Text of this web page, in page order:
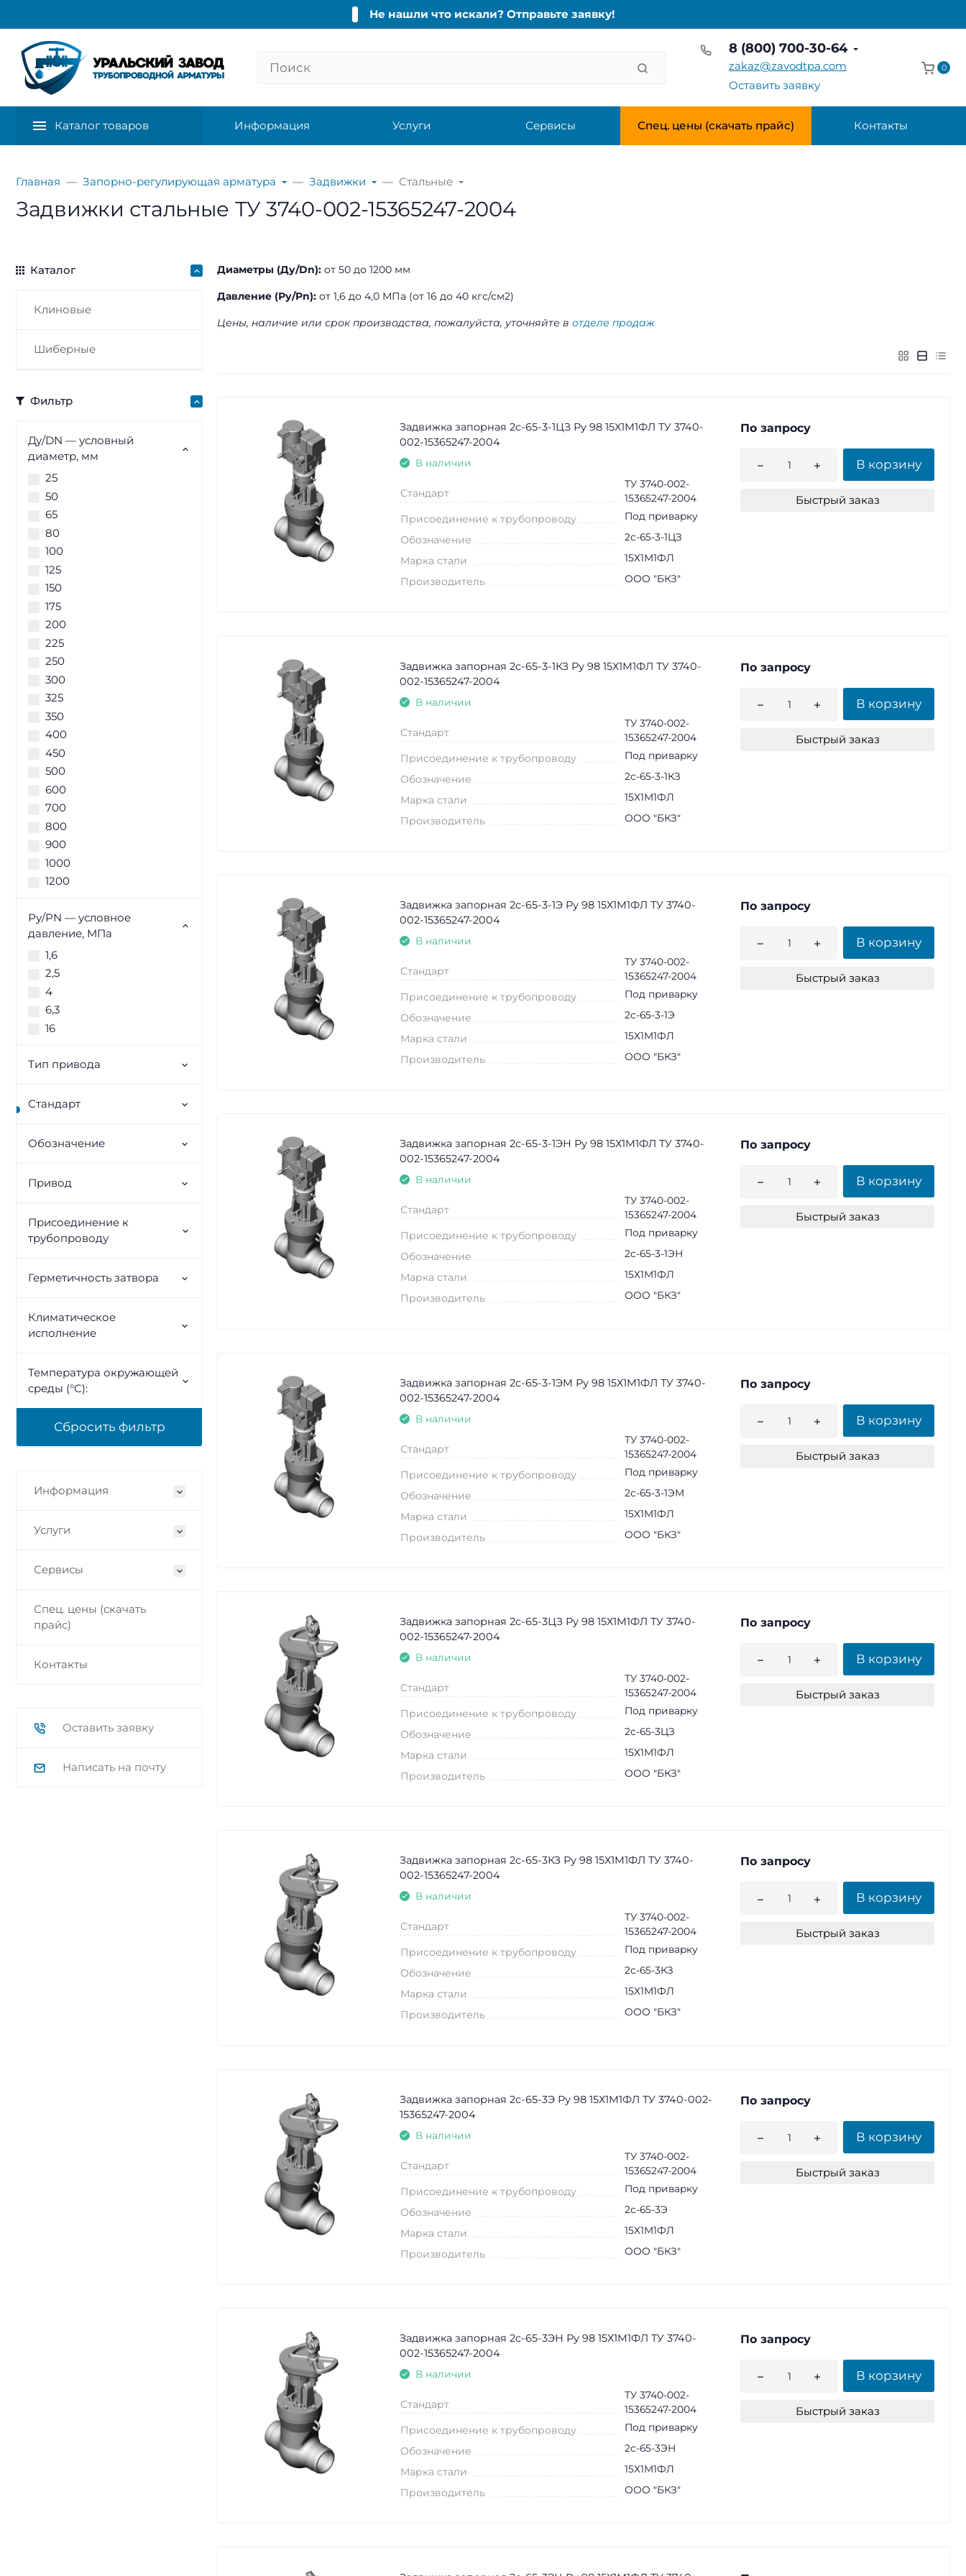
Не нашли что искали? Отправьте заявку!
8 (800) 700-30-64
zakaz@zavodtpa.com
Оставить заявку
0
Каталог товаров Информация Услуги Сервисы Спец. цены (скачать прайс) Контакты
Главная Запорно-регулирующая арматура Задвижки Стальные
Задвижки стальные ТУ 3740-002-15365247-2004
Каталог
Клиновые
Шиберные
Фильтр
Ду/DN — условный
диаметр, мм
25
50
65
80
100
125
150
175
200
225
250
300
325
350
400
450
500
600
700
800
900
1000
1200
Ру/PN — условное
давление, МПа
1,6
2,5
4
6,3
16
Тип привода
Стандарт
Обозначение
Привод
Присоединение к
трубопроводу
Герметичность затвора
Климатическое
исполнение
Температура окружающей
среды (°C):
Информация
Услуги
Сервисы
Спец. цены (скачать
прайс)
Контакты
Оставить заявку
Написать на почту
Диаметры (Ду/Dn): от 50 до 1200 мм
Давление (Ру/Pn): от 1,6 до 4,0 МПа (от 16 до 40 кгс/см2)
Цены, наличие или срок производства, пожалуйста, уточняйте в отделе продаж
Задвижка запорная 2c-65-3-1ЦЗ Ру 98 15Х1М1ФЛ ТУ 3740-
002-15365247-2004
В наличии
Стандарт
ТУ 3740-002-
15365247-2004
Присоединение к трубопроводу Под приварку
Обозначение 2c-65-3-1ЦЗ
Марка стали 15Х1М1ФЛ
Производитель ООО "БКЗ"
По запросу
В корзину
Быстрый заказ
Задвижка запорная 2c-65-3-1КЗ Ру 98 15Х1М1ФЛ ТУ 3740-
002-15365247-2004
В наличии
Стандарт
ТУ 3740-002-
15365247-2004
Присоединение к трубопроводу Под приварку
Обозначение 2c-65-3-1КЗ
Марка стали 15Х1М1ФЛ
Производитель ООО "БКЗ"
По запросу
В корзину
Быстрый заказ
Задвижка запорная 2c-65-3-1Э Ру 98 15Х1М1ФЛ ТУ 3740-
002-15365247-2004
В наличии
Стандарт
ТУ 3740-002-
15365247-2004
Присоединение к трубопроводу Под приварку
Обозначение 2c-65-3-1Э
Марка стали 15Х1М1ФЛ
Производитель ООО "БКЗ"
По запросу
В корзину
Быстрый заказ
Задвижка запорная 2c-65-3-1ЭН Ру 98 15Х1М1ФЛ ТУ 3740-
002-15365247-2004
В наличии
Стандарт
ТУ 3740-002-
15365247-2004
Присоединение к трубопроводу Под приварку
Обозначение 2c-65-3-1ЭН
Марка стали 15Х1М1ФЛ
Производитель ООО "БКЗ"
По запросу
В корзину
Быстрый заказ
Задвижка запорная 2c-65-3-1ЭМ Ру 98 15Х1М1ФЛ ТУ 3740-
002-15365247-2004
В наличии
Стандарт
ТУ 3740-002-
15365247-2004
Присоединение к трубопроводу Под приварку
Обозначение 2c-65-3-1ЭМ
Марка стали 15Х1М1ФЛ
Производитель ООО "БКЗ"
По запросу
В корзину
Быстрый заказ
Задвижка запорная 2c-65-3ЦЗ Ру 98 15Х1М1ФЛ ТУ 3740-
002-15365247-2004
В наличии
Стандарт
ТУ 3740-002-
15365247-2004
Присоединение к трубопроводу Под приварку
Обозначение 2c-65-3ЦЗ
Марка стали 15Х1М1ФЛ
Производитель ООО "БКЗ"
По запросу
В корзину
Быстрый заказ
Задвижка запорная 2c-65-3КЗ Ру 98 15Х1М1ФЛ ТУ 3740-
002-15365247-2004
В наличии
Стандарт
ТУ 3740-002-
15365247-2004
Присоединение к трубопроводу Под приварку
Обозначение 2c-65-3КЗ
Марка стали 15Х1М1ФЛ
Производитель ООО "БКЗ"
По запросу
В корзину
Быстрый заказ
Задвижка запорная 2c-65-3Э Ру 98 15Х1М1ФЛ ТУ 3740-002-
15365247-2004
В наличии
Стандарт
ТУ 3740-002-
15365247-2004
Присоединение к трубопроводу Под приварку
Обозначение 2c-65-3Э
Марка стали 15Х1М1ФЛ
Производитель ООО "БКЗ"
По запросу
В корзину
Быстрый заказ
Задвижка запорная 2c-65-3ЭН Ру 98 15Х1М1ФЛ ТУ 3740-
002-15365247-2004
В наличии
Стандарт
ТУ 3740-002-
15365247-2004
Присоединение к трубопроводу Под приварку
Обозначение 2c-65-3ЭН
Марка стали 15Х1М1ФЛ
Производитель ООО "БКЗ"
По запросу
В корзину
Быстрый заказ